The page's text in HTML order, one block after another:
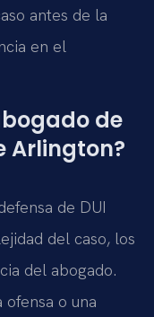
antes de la
en el
de
Arlington?
de DUI
del caso, los
del abogado.
o una